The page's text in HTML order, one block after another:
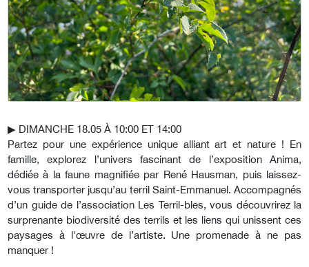
▶︎ DIMANCHE 18.05 À 10:00 ET 14:00
Partez pour une expérience unique alliant art et nature ! En
famille, explorez l’univers fascinant de l’exposition Anima,
dédiée à la faune magnifiée par René Hausman, puis laissez-
vous transporter jusqu’au terril Saint-Emmanuel. Accompagnés
d’un guide de l’association Les Terril-bles, vous découvrirez la
surprenante biodiversité des terrils et les liens qui unissent ces
paysages à l'œuvre de l’artiste. Une promenade à ne pas
manquer !